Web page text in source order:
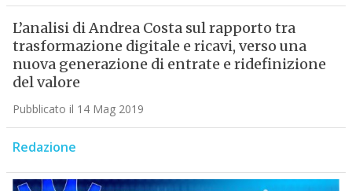
L’analisi di Andrea Costa sul rapporto tra
trasformazione digitale e ricavi, verso una
nuova generazione di entrate e ridefinizione
del valore
Pubblicato il 14 Mag 2019
Redazione